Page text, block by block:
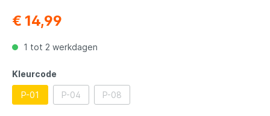
€ 14,99
1 tot 2 werkdagen
Kleurcode
P-01 P-04 P-08